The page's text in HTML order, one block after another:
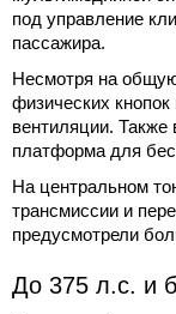
под управление
пассажира.
Несмотря на
физических
вентиляции. Также
платформа для
На центральном
трансмиссии и
предусмотрели
До 375 л.с. и